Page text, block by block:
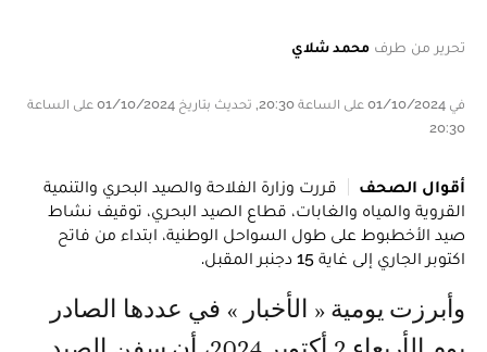
تحرير من طرف محمد شلاي
في 01/10/2024 على الساعة 20:30, تحديث بتاريخ 01/10/2024 على الساعة
20:30
أقوال الصحف
قررت وزارة الفلاحة والصيد البحري والتنمية
القروية والمياه والغابات، قطاع الصيد البحري، توقيف نشاط
صيد الأخطبوط على طول السواحل الوطنية، ابتداء من فاتح
اكتوبر الجاري إلى غاية 15 دجنبر المقبل.
وأبرزت يومية « الأخبار » في عددها الصادر